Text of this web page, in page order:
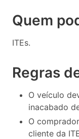
Quem
ITEs.
Regras
O veículo
inacabado
O
cliente da